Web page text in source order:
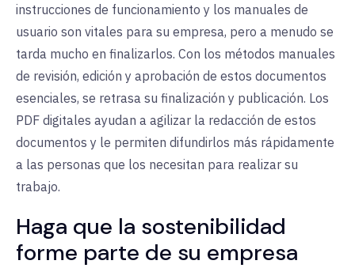
instrucciones de funcionamiento y los manuales de
usuario son vitales para su empresa, pero a menudo se
tarda mucho en finalizarlos. Con los métodos manuales
de revisión, edición y aprobación de estos documentos
esenciales, se retrasa su finalización y publicación. Los
PDF digitales ayudan a agilizar la redacción de estos
documentos y le permiten difundirlos más rápidamente
a las personas que los necesitan para realizar su
trabajo.
Haga que la sostenibilidad
forme parte de su empresa